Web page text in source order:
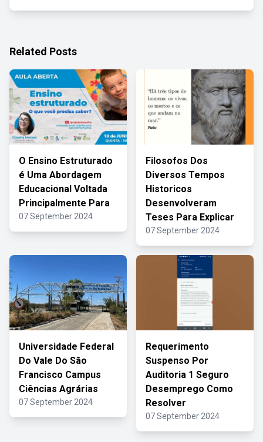
Related Posts
O Ensino Estruturado
é Uma Abordagem
Educacional Voltada
Principalmente Para
07 September 2024
Filosofos Dos
Diversos Tempos
Historicos
Desenvolveram
Teses Para Explicar
07 September 2024
Universidade Federal
Do Vale Do São
Francisco Campus
Ciências Agrárias
07 September 2024
Requerimento
Suspenso Por
Auditoria 1 Seguro
Desemprego Como
Resolver
07 September 2024